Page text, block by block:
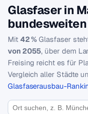
Glasfaser in
Mit 42 % Glasfaser
von 2055, über dem
Freising reicht es für
Vergleich aller Städte
Glasfaserausbau-